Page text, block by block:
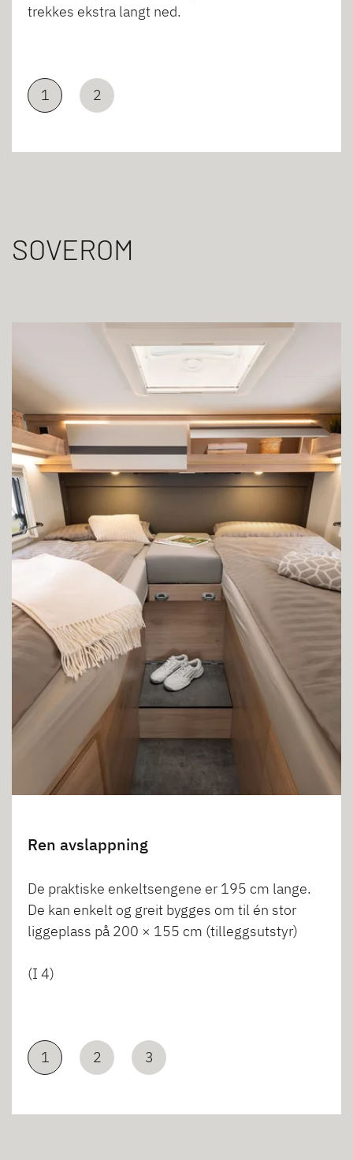
trekkes ekstra langt ned.
1 2
SOVEROM
Ren avslappning
De praktiske enkeltsengene er 195 cm lange.
De kan enkelt og greit bygges om til én stor
liggeplass på 200 × 155 cm (tilleggsutstyr)
(I 4)
1 2 3